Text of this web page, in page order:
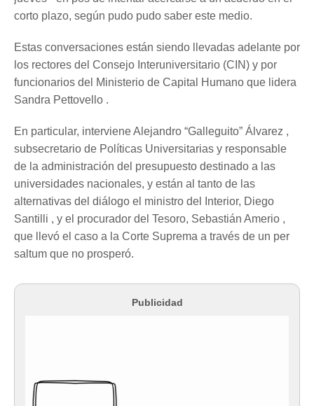
corto plazo, según pudo pudo saber este medio.
Estas conversaciones están siendo llevadas adelante por
los rectores del Consejo Interuniversitario (CIN) y por
funcionarios del Ministerio de Capital Humano que lidera
Sandra Pettovello .
En particular, interviene Alejandro “Galleguito” Álvarez ,
subsecretario de Políticas Universitarias y responsable
de la administración del presupuesto destinado a las
universidades nacionales, y están al tanto de las
alternativas del diálogo el ministro del Interior, Diego
Santilli , y el procurador del Tesoro, Sebastián Amerio ,
que llevó el caso a la Corte Suprema a través de un per
saltum que no prosperó.
Publicidad